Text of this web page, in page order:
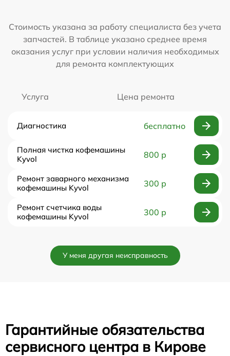
Стоимость указана за работу специалиста без учета
запчастей. В таблице указано среднее время
оказания услуг при условии наличия необходимых
для ремонта комплектующих
Услуга Цена ремонта
Диагностика бесплатно
Полная чистка кофемашины
Kyvol
800 р
Ремонт заварного механизма
кофемашины Kyvol
300 р
Ремонт счетчика воды
кофемашины Kyvol
300 р
У меня другая неисправность
Гарантийные обязательства
сервисного центра в Кирове